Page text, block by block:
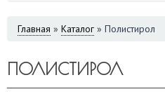
ВЫ
Главная » Каталог » Полистирол
ПОЛИСТИРОЛ